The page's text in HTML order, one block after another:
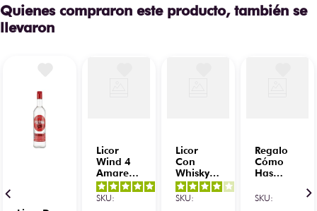
Quienes compraron este producto, también se
llevaron
Licor
Wind 4
Amareto
750 ml
5/5-
opiniones
SKU:
Licor
Con
Whisky
Passport
700 ml
opiniones
SKU:
Regalo
Cómo
Has
SKU: